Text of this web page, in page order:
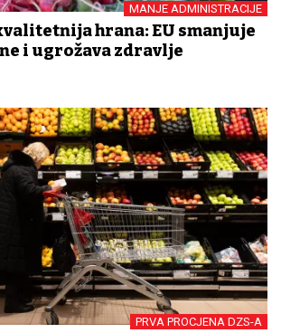
MANJE ADMINISTRACIJE
hrana: EU smanjuje
i ugrožava zdravlje
PRVA PROCJENA DZS-A